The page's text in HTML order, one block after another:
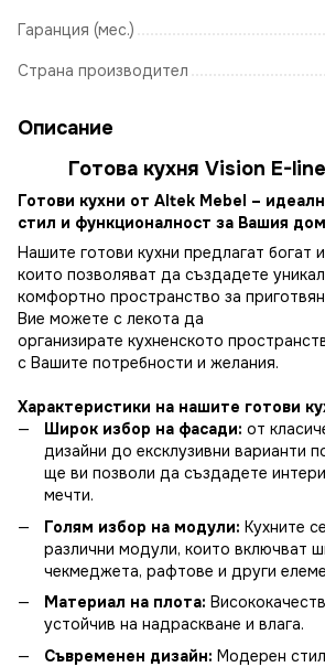
Гаранция (мес.)
Страна производител
Описание
Готова кухня Vision E-
Готови кухни от Altek Mebel –
стил и функционалност за Вашия
Нашите готови кухни предлагат богат
които позволяват да създадете
комфортно пространство за
Вие можете с лекота да
организирате кухненското
с Вашите потребности и желания.
Характеристики на нашите готови
Широк избор на фасади: от
дизайни до ексклузивни варианти
ще ви позволи да създадете
мечти.
Голям избор на модули: Кухните
различни модули, които включват
чекмеджета, рафтове и други
Материал на плота:
устойчив на надраскване и влага.
Съвременен дизайн: Модерен